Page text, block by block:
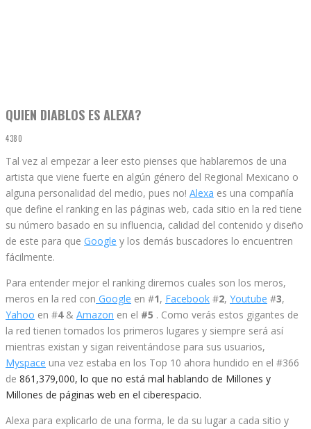
QUIEN DIABLOS ES ALEXA?
4380
Tal vez al empezar a leer esto pienses que hablaremos de una
artista que viene fuerte en algún género del Regional Mexicano o
alguna personalidad del medio, pues no! Alexa es una compañía
que define el ranking en las páginas web, cada sitio en la red tiene
su número basado en su influencia, calidad del contenido y diseño
de este para que Google y los demás buscadores lo encuentren
fácilmente.
Para entender mejor el ranking diremos cuales son los meros,
meros en la red con Google en #1, Facebook #2, Youtube #3,
Yahoo en #4& Amazon en el #5 . Como verás estos gigantes de
la red tienen tomados los primeros lugares y siempre será así
mientras existan y sigan reiventándose para sus usuarios,
Myspace una vez estaba en los Top 10 ahora hundido en el #366
de 861,379,000, lo que no está mal hablando de Millones y
Millones de páginas web en el ciberespacio.
Alexa para explicarlo de una forma, le da su lugar a cada sitio y